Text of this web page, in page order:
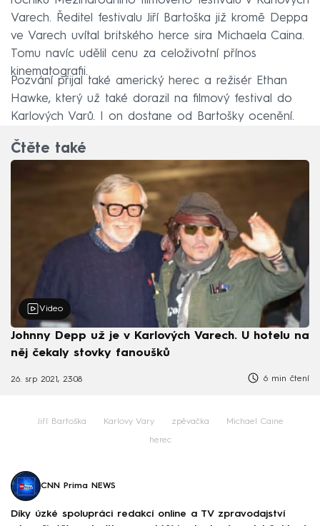
Varech. Ředitel festivalu Jiří Bartoška již kromě Deppa
ve Varech uvítal britského herce sira Michaela Caina.
Tomu navíc udělil cenu za celoživotní přínos
kinematografii.
Pozvání přijal také americký herec a režisér Ethan
Hawke, který už také dorazil na filmový festival do
Karlových Varů. I on dostane od Bartošky ocenění.
Čtěte také
Video
Johnny Depp už je v Karlových Varech. U hotelu na
něj čekaly stovky fanoušků
26. srp 2021, 23:08 6 min čtení
Jiří Bartoška Karlovy Vary zpěvačka Michael Caine
herec
CNN Prima NEWS
Díky úzké spolupráci redakcí online a TV zpravodajství